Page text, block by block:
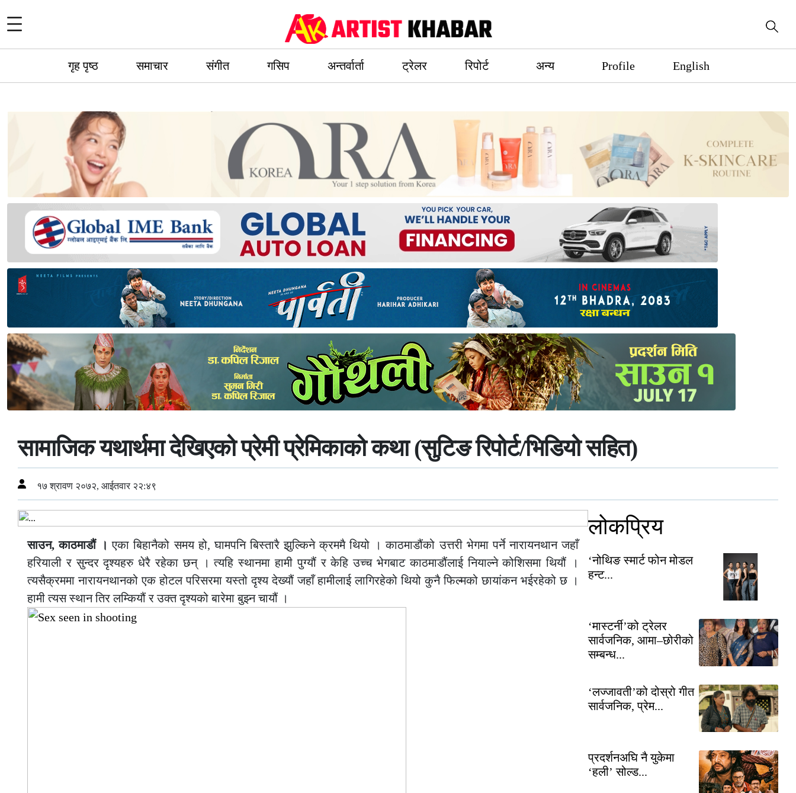
गृह पृष्ठ समाचार संगीत गसिप अन्तर्वार्ता ट्रेलर रिपोर्ट अन्य Profile English
सामाजिक यथार्थमा देखिएको प्रेमी प्रेमिकाको कथा (सुटिङ रिपोर्ट/भिडियो सहित)
१७ श्रावण २०७२, आईतवार २२:४९
साउन, काठमाडौं ।एका बिहानैको समय हो, घामपनि बिस्तारै झुल्किने क्रममै थियो । काठमाडौंको उत्तरी भेगमा पर्ने नारायनथान जहाँ
हरियाली र सुन्दर दृश्यहरु धेरै रहेका छन् । त्यहि स्थानमा हामी पुग्यौं र केहि उच्च भेगबाट काठमाडौंलाई नियाल्ने कोशिसमा थियौं ।
त्यसैक्रममा नारायनथानको एक होटल परिसरमा यस्तो दृश्य देख्यौं जहाँ हामीलाई लागिरहेको थियो कुनै फिल्मको छायांकन भईरहेको छ ।
हामी त्यस स्थान तिर लम्कियौं र उक्त दृश्यको बारेमा बुझ्न चायौं ।
लोकप्रिय
‘नोथिङ स्मार्ट फोन मोडल
हन्ट...
‘मास्टर्नी’को ट्रेलर
सार्वजनिक, आमा–छोरीको
सम्बन्ध...
‘लज्जावती’को दोस्रो गीत
सार्वजनिक, प्रेम...
प्रदर्शनअघि नै युकेमा
‘हली’ सोल्ड...